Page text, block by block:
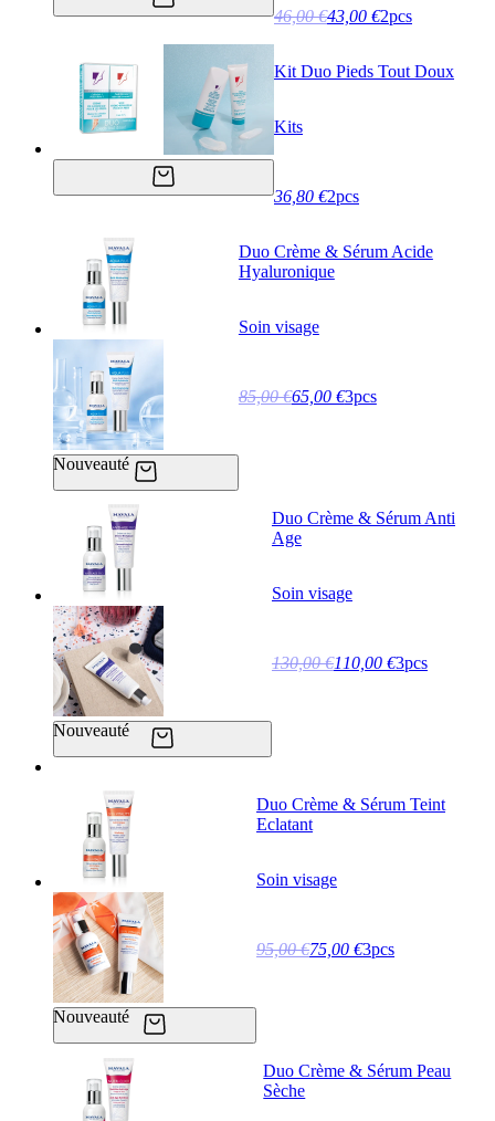
46,00 €43,00 €2pcs
Kit Duo Pieds Tout Doux
Kits
36,80 €2pcs
Nouveauté
Duo Crème & Sérum Acide
Hyaluronique
Soin visage
85,00 €65,00 €3pcs
Nouveauté
Duo Crème & Sérum Anti
Age
Soin visage
130,00 €110,00 €3pcs
Nouveauté
Duo Crème & Sérum Teint
Eclatant
Soin visage
95,00 €75,00 €3pcs
Duo Crème & Sérum Peau
Sèche